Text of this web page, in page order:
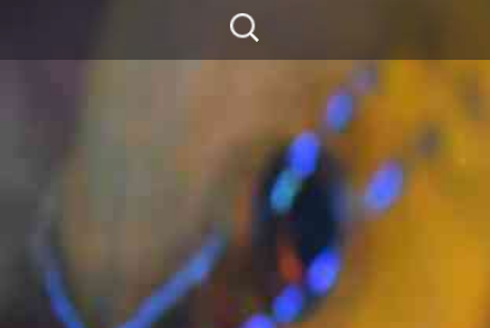
検
索:
コ
ン
テ